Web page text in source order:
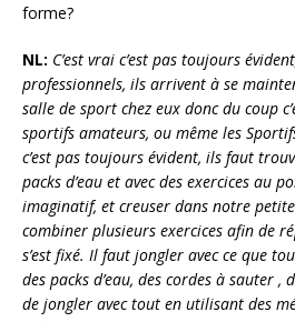
forme?
NL: C’est vrai c’est pas toujours
professionnels, ils arrivent à se
salle de sport chez eux donc du coup
sportifs amateurs, ou même les
c’est pas toujours évident, ils faut
packs d’eau et avec des exercices au
imaginatif, et creuser dans notre
combiner plusieurs exercices afin de
s’est fixé. Il faut jongler avec ce que
des packs d’eau, des cordes à sauter ,
de jongler avec tout en utilisant des